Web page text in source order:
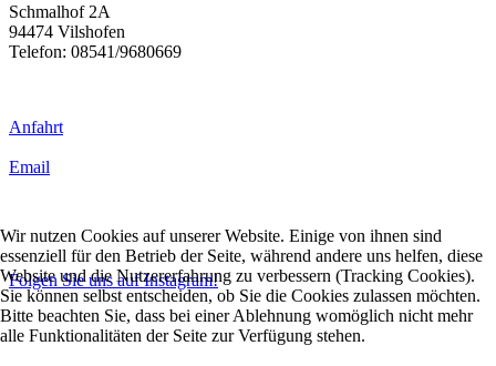
Schmalhof 2A
94474 Vilshofen
Telefon: 08541/9680669
Anfahrt
Email
Folgen Sie uns auf Instagram!
Wir nutzen Cookies auf unserer Website. Einige von ihnen sind
essenziell für den Betrieb der Seite, während andere uns helfen, diese
Website und die Nutzererfahrung zu verbessern (Tracking Cookies).
Sie können selbst entscheiden, ob Sie die Cookies zulassen möchten.
Bitte beachten Sie, dass bei einer Ablehnung womöglich nicht mehr
alle Funktionalitäten der Seite zur Verfügung stehen.